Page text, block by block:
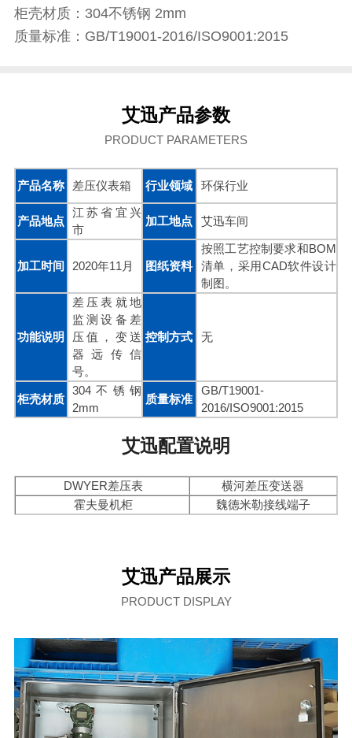
柜壳材质：304不锈钢 2mm
质量标准：GB/T19001-2016/ISO9001:2015
艾迅产品参数
PRODUCT PARAMETERS
产品名称 差压仪表箱 行业领域 环保行业
产品地点
江苏省宜兴
市
加工地点 艾迅车间
加工时间 2020年11月 图纸资料
按照工艺控制要求和BOM
清单，采用CAD软件设计
制图。
功能说明
差压表就地
监测设备差
压值，变送
器远传信
号。
控制方式 无
柜壳材质
304不锈钢
2mm
质量标准
GB/T19001-
2016/ISO9001:2015
艾迅配置说明
DWYER差压表
横河差压变送器
霍夫曼机柜
魏德米勒接线端子
艾迅产品展示
PRODUCT DISPLAY